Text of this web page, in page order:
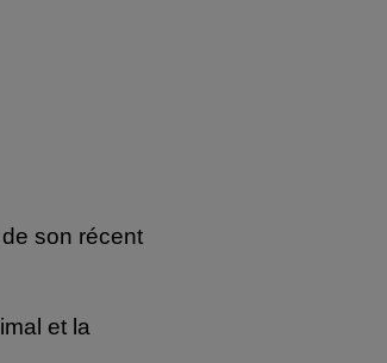
son récent
et la